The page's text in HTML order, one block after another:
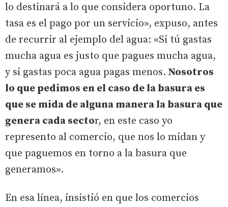
lo destinará a lo que considera oportuno. La
tasa es el pago por un servicio», expuso, antes
de recurrir al ejemplo del agua: «Si tú gastas
mucha agua es justo que pagues mucha agua,
y si gastas poca agua pagas menos. Nosotros
lo que pedimos en el caso de la basura es
que se mida de alguna manera la basura que
genera cada sector, en este caso yo
represento al comercio, que nos lo midan y
que paguemos en torno a la basura que
generamos».
En esa línea, insistió en que los comercios